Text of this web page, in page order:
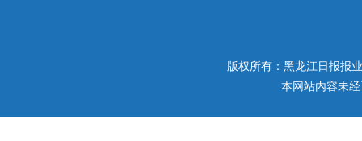
版权所有：黑龙江日报报
本网站内容未